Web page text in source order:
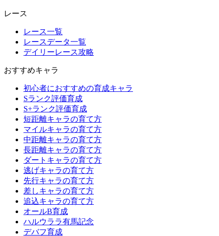
レース
レース一覧
レースデータ一覧
デイリーレース攻略
おすすめキャラ
初心者におすすめの育成キャラ
Sランク評価育成
S+ランク評価育成
短距離キャラの育て方
マイルキャラの育て方
中距離キャラの育て方
長距離キャラの育て方
ダートキャラの育て方
逃げキャラの育て方
先行キャラの育て方
差しキャラの育て方
追込キャラの育て方
オールB育成
ハルウララ有馬記念
デバフ育成